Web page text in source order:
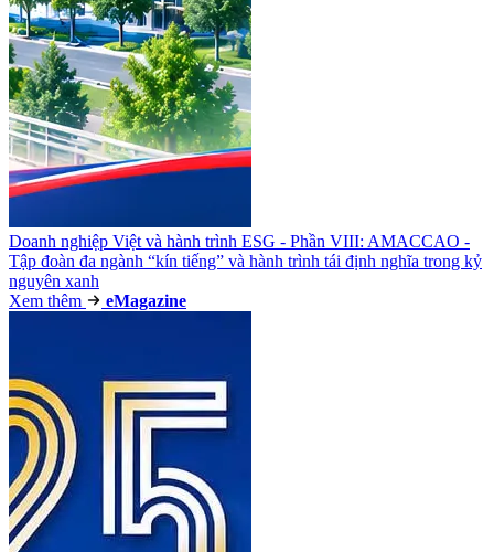
Doanh nghiệp Việt và hành trình ESG - Phần VIII: AMACCAO -
Tập đoàn đa ngành “kín tiếng” và hành trình tái định nghĩa trong kỷ
nguyên xanh
Xem thêm
eMagazine